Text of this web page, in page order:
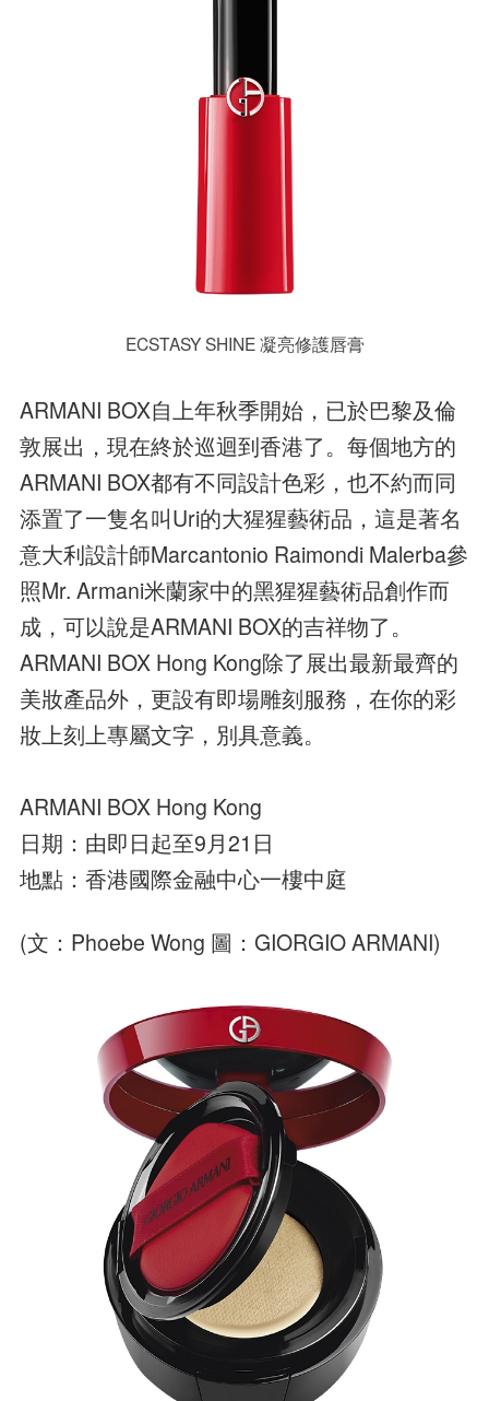
ECSTASY SHINE 凝亮修護唇膏
ARMANI BOX自上年秋季開始，已於巴黎及倫
敦展出，現在終於巡迴到香港了。每個地方的
ARMANI BOX都有不同設計色彩，也不約而同
添置了一隻名叫Uri的大猩猩藝術品，這是著名
意大利設計師Marcantonio Raimondi Malerba參
照Mr. Armani米蘭家中的黑猩猩藝術品創作而
成，可以說是ARMANI BOX的吉祥物了。
ARMANI BOX Hong Kong除了展出最新最齊的
美妝產品外，更設有即場雕刻服務，在你的彩
妝上刻上專屬文字，別具意義。
ARMANI BOX Hong Kong
日期：由即日起至9月21日
地點：香港國際金融中心一樓中庭
(文：Phoebe Wong 圖：GIORGIO ARMANI)